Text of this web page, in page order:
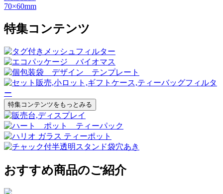
70×60mm
特集コンテンツ
特集コンテンツをもっとみる
おすすめ商品のご紹介